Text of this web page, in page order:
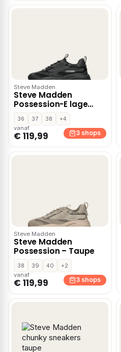
Steve Madden
Steve Madden
Possession-E lage
sneakers – Zwart
36 37 38
+4
vanaf
€ 119,99 3 shops
Steve Madden
Steve Madden
Possession – Taupe
38 39 40
+2
vanaf
€ 119,99 3 shops